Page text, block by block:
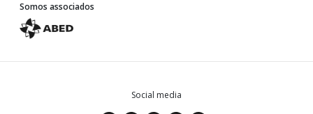
Somos associados
Social media